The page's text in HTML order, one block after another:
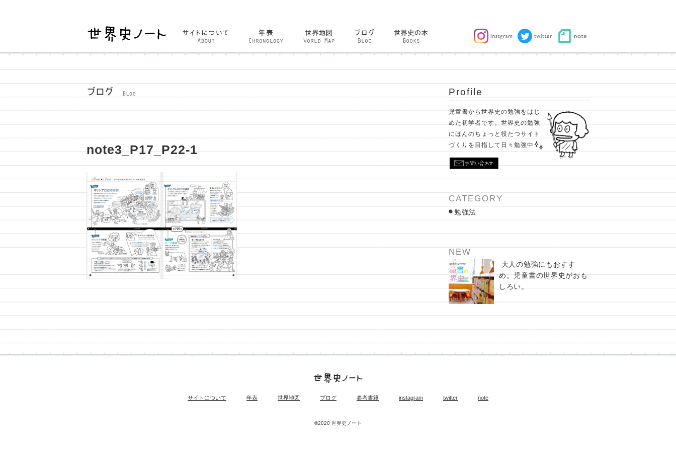
note3_P17_P22-1
Profile
児童書から世界史の勉強をはじ
めた初学者です。世界史の勉強
にほんのちょっと役たつサイト
づくりを目指して日々勉強中
CATEGORY
勉強法
NEW
大人の勉強にもおすす
め。児童書の世界史がおも
しろい。
サイトについて 年表 世界地図 ブログ 参考書籍 instagram twitter note
©2020 世界史ノート